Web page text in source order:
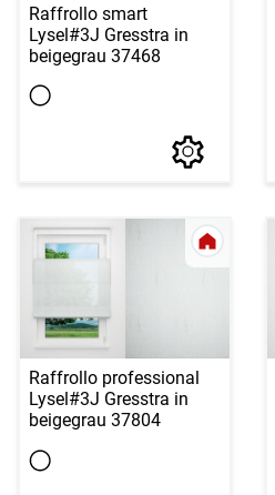
Raffrollo smart
Lysel#3J Gresstra in
beigegrau 37468
Raffrollo professional
Lysel #3J Gresstra in
beigegrau 37804